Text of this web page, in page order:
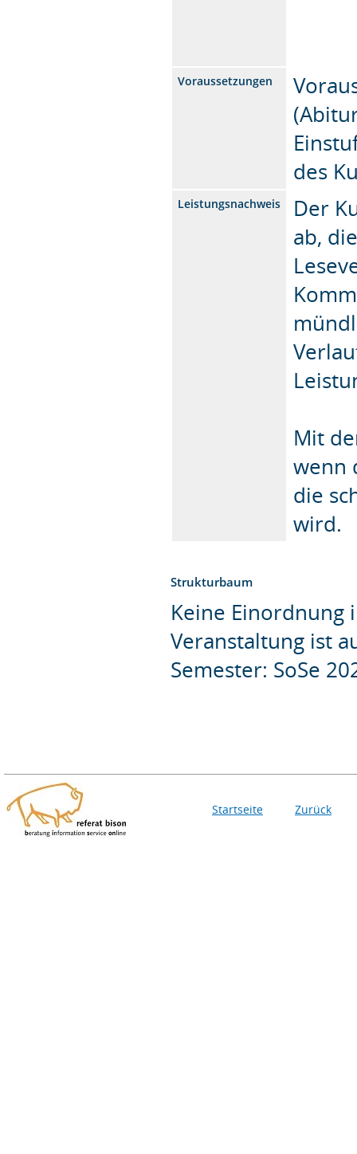
Voraussetzungen
des
Leistungsnachweis
Der
ab,
Mit
wenn
die
wird.
Strukturbaum
Keine Einordnung
Veranstaltung ist
Semester: SoSe
Startseite Zurück